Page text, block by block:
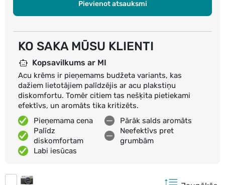
Pievienot atsauksmi
KO SAKA MŪSU KLIENTI
Kopsavilkums ar MI
Acu krēms ir pieņemams budžeta variants, kas
dažiem lietotājiem palīdzējis ar acu plakstiņu
diskomfortu. Tomēr citiem tas nešķita pietiekami
efektīvs, un aromāts tika kritizēts.
Pieņemama cena
Palīdz
diskomfortam
Labi iesūcas
Pārāk salds aromāts
Neefektīvs pret
grumbām